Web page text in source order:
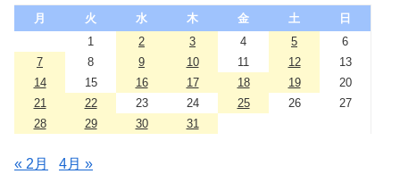
月 火 水 木 金 土
日
1
2 3 4 5
6
7
8 9 10 11 12
13
14
15 16 17 18 19
20
21
22 23 24 25 26
27
28
29 30 31
« 2月 4月 »